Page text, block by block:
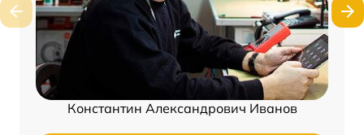
Константин Александрович Иванов